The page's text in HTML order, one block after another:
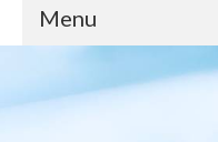
Menu
年報及財務報告